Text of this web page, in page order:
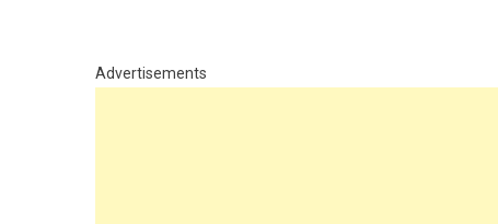
Advertisements